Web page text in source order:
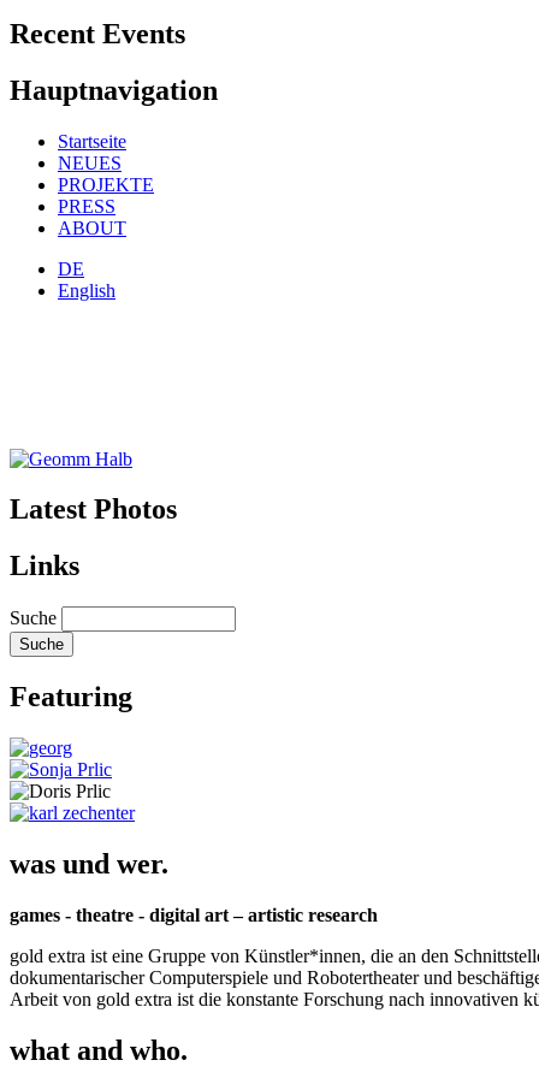
Recent Events
Hauptnavigation
Startseite
NEUES
PROJEKTE
PRESS
ABOUT
DE
English
Latest Photos
Links
Suche
Featuring
was und wer.
games - theatre - digital art – artistic research
gold extra ist eine Gruppe von Künstler*innen, die an den
dokumentarischer Computerspiele und Robotertheater und
Arbeit von gold extra ist die konstante Forschung nach innovativen
what and who.